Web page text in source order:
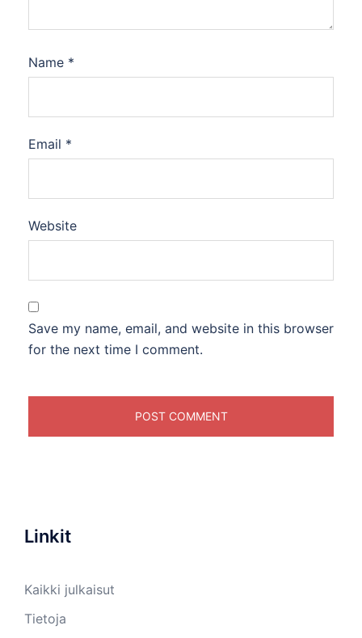
Name *
Email *
Website
Save my name, email, and website in this browser
for the next time I comment.
Linkit
Kaikki julkaisut
Tietoja